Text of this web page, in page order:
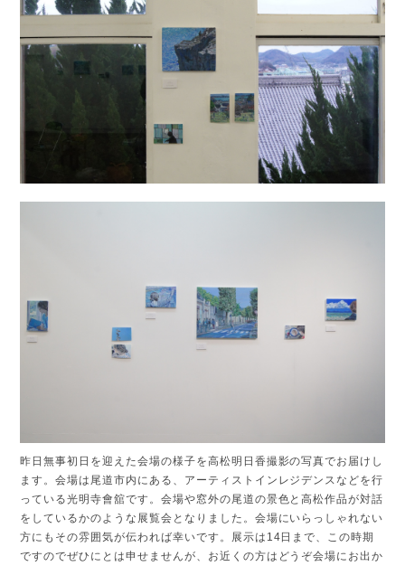
昨日無事初日を迎えた会場の様子を高松明日香撮影の写真でお届けし
ます。会場は尾道市内にある、アーティストインレジデンスなどを行
っている光明寺會舘です。会場や窓外の尾道の景色と高松作品が対話
をしているかのような展覧会となりました。会場にいらっしゃれない
方にもその雰囲気が伝われば幸いです。展示は14日まで、この時期
ですのでぜひにとは申せませんが、お近くの方はどうぞ会場にお出か